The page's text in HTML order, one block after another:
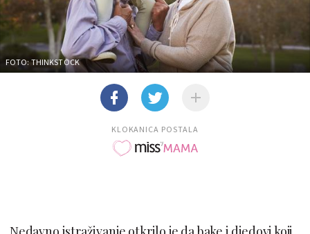
FOTO: THINKSTOCK
KLOKANICA POSTALA